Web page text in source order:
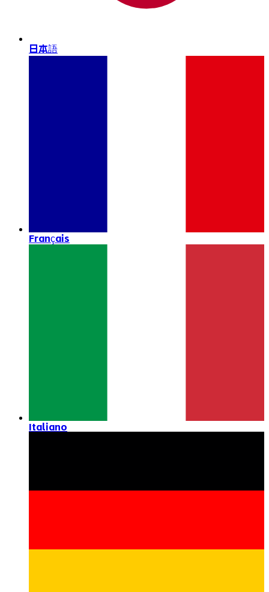
日本語
Français
Italiano